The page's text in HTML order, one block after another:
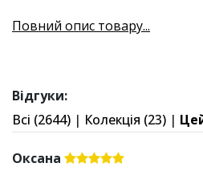
Матеріал підошви:
Сандалі EasyStreet поєднують
практичність. Вони ідеально
прогулянок, повсякденного
виходів.
Повний опис товару...
Відгуки:
Всі (2644) | Колекція (23) |
Оксана